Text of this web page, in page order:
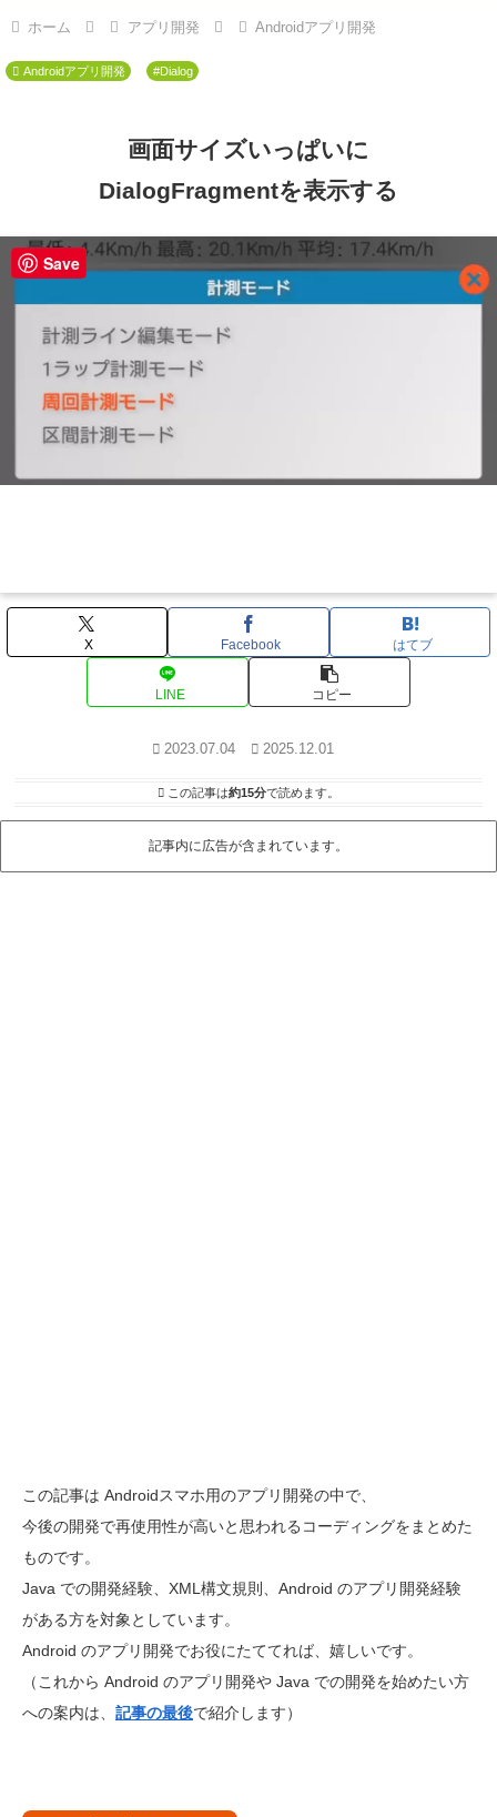
ホーム アプリ開発 Androidアプリ開発
Androidアプリ開発 #Dialog
画面サイズいっぱいに
DialogFragmentを表示する
X Facebook はてブ
LINE コピー
2023.07.04 2025.12.01
この記事は約15分で読めます。
記事内に広告が含まれています。
この記事は Androidスマホ用のアプリ開発の中で、
今後の開発で再使用性が高いと思われるコーディングをまとめた
ものです。
Java での開発経験、XML構文規則、Android のアプリ開発経験
がある方を対象としています。
Android のアプリ開発でお役にたててれば、嬉しいです。
（これから Android のアプリ開発や Java での開発を始めたい方
への案内は、 記事の最後で紹介します）
Save